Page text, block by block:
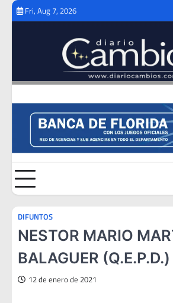
Skip
Fri, Aug 7, 2026
DIFUNTOS
NESTOR MARIO
BALAGUER (Q.E.P.D.)
12 de enero de 2021